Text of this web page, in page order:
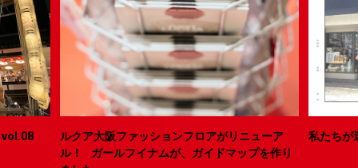
vol.08
ルクア大阪ファッションフロアがリニューア
ル！ ガールフイナムが、ガイドマップを作り
私たちが